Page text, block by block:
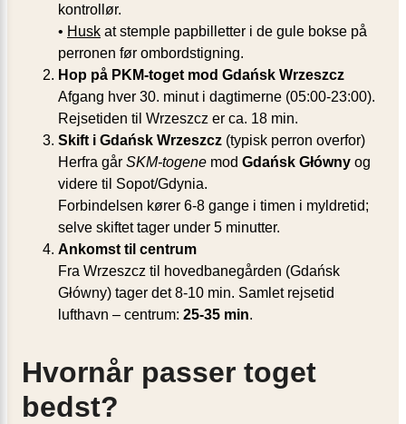
kontrollør.
• Husk at stemple papbilletter i de gule bokse på
perronen før ombordstigning.
Hop på PKM-toget mod Gdańsk Wrzeszcz
Afgang hver 30. minut i dagtimerne (05:00-23:00).
Rejsetiden til Wrzeszcz er ca. 18 min.
Skift i Gdańsk Wrzeszcz (typisk perron overfor)
Herfra går SKM-togene mod Gdańsk Główny og
videre til Sopot/Gdynia.
Forbindelsen kører 6-8 gange i timen i myldretid;
selve skiftet tager under 5 minutter.
Ankomst til centrum
Fra Wrzeszcz til hovedbanegården (Gdańsk
Główny) tager det 8-10 min. Samlet rejsetid
lufthavn – centrum: 25-35 min.
Hvornår passer toget
bedst?